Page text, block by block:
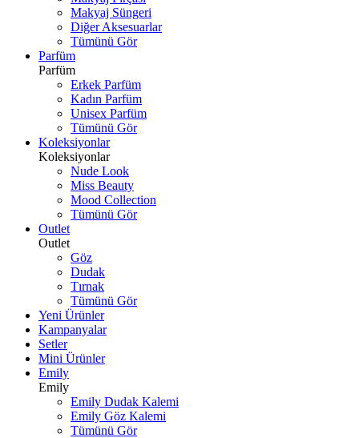
Makyaj Süngeri
Diğer Aksesuarlar
Tümünü Gör
Parfüm
Parfüm
Erkek Parfüm
Kadın Parfüm
Unisex Parfüm
Tümünü Gör
Koleksiyonlar
Koleksiyonlar
Nude Look
Miss Beauty
Mood Collection
Tümünü Gör
Outlet
Outlet
Göz
Dudak
Tırnak
Tümünü Gör
Yeni Ürünler
Kampanyalar
Setler
Mini Ürünler
Emily
Emily
Emily Dudak Kalemi
Emily Göz Kalemi
Tümünü Gör